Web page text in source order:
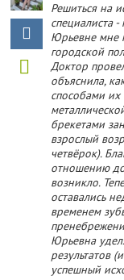
Решиться на
специалиста -
Юрьевне мне
городской
Доктор
объяснила,
способами их
брекетами
взрослый
четвёрок).
отношению
возникло.
оставались
временем
Юрьевна
результатов
успешный